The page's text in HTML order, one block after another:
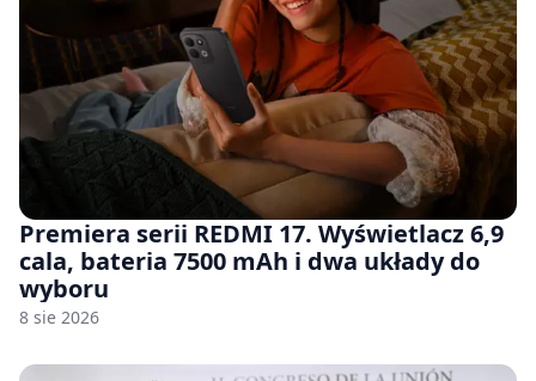
Premiera serii REDMI 17. Wyświetlacz 6,9
cala, bateria 7500 mAh i dwa układy do
wyboru
8 sie 2026